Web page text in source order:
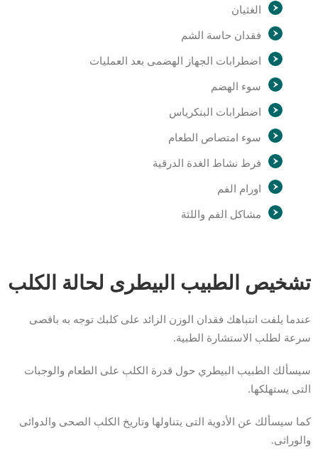
الغثيان
فقدان حاسة الشم
اضطرابات الجهاز الهضمى بعد العمليات
سوء الهضم
اضطرابات البنكرياس
سوء امتصاص الطعام
فرط نشاط الغدة الدرقية
اورام الفم
مشاكل الفم واللثة
تشخيص الطبيب البيطرى لحالة الكلب
عندما يلفت انتباهك فقدان الوزن الزائد على كلبك توجه به باقصى
سرعة لطلب الاستشارة الطبية.
سيسألك الطبيب البيطري حول قدرة الكلب على الطعام والوجبات
التى يستهلكها.
كما سيسألك عن الأدوية التى يتناولها وتاريخ الكلب الصحى والدوائى
والوراثى.